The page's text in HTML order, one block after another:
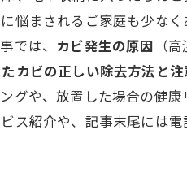
悩まされるご家庭も少な
では、 カビ発生の原因 （
カビの正しい除去方法と
グや、放置した場合の健
ス紹介や、記事末尾には